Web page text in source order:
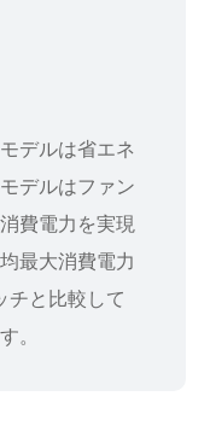
デルは省エネ
デルはファン
費電力を実現
最大消費電力
チと比較して
。